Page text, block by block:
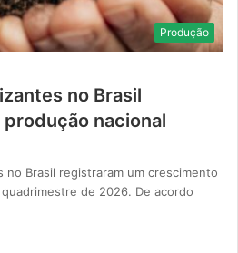
Produção
no Brasil
nacional
Brasil registraram um crescimento
de 2026. De acordo